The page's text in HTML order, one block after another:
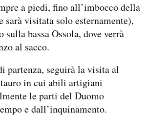
a piedi, fino all’imbocco della
sarà visitata solo esternamente),
sulla bassa Ossola, dove verrà
al sacco.
partenza, seguirà la visita al
in cui abili artigiani
le parti del Duomo
e dall’inquinamento.